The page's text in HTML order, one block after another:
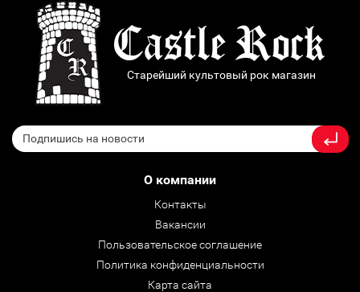
Старейший культовый рок магазин
О компании
Контакты
Вакансии
Пользовательское соглашение
Политика конфиденциальности
Карта сайта